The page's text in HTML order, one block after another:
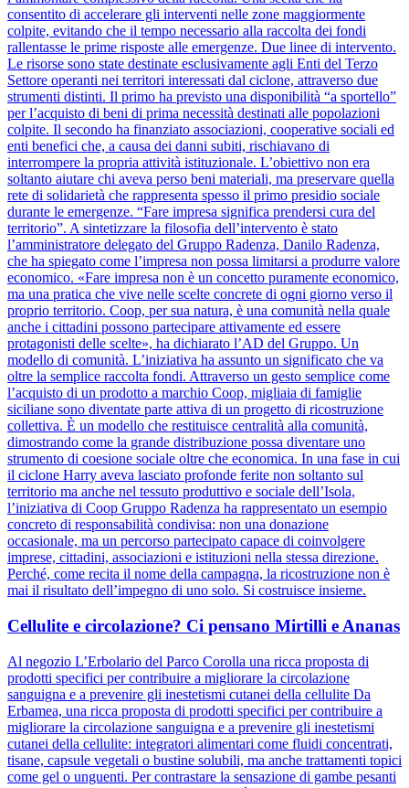
consentito di accelerare gli interventi nelle zone maggiormente
colpite, evitando che il tempo necessario alla raccolta dei fondi
rallentasse le prime risposte alle emergenze. Due linee di intervento.
Le risorse sono state destinate esclusivamente agli Enti del Terzo
Settore operanti nei territori interessati dal ciclone, attraverso due
strumenti distinti. Il primo ha previsto una disponibilità “a sportello”
per l’acquisto di beni di prima necessità destinati alle popolazioni
colpite. Il secondo ha finanziato associazioni, cooperative sociali ed
enti benefici che, a causa dei danni subiti, rischiavano di
interrompere la propria attività istituzionale. L’obiettivo non era
soltanto aiutare chi aveva perso beni materiali, ma preservare quella
rete di solidarietà che rappresenta spesso il primo presidio sociale
durante le emergenze. “Fare impresa significa prendersi cura del
territorio”. A sintetizzare la filosofia dell’intervento è stato
l’amministratore delegato del Gruppo Radenza, Danilo Radenza,
che ha spiegato come l’impresa non possa limitarsi a produrre valore
economico. «Fare impresa non è un concetto puramente economico,
ma una pratica che vive nelle scelte concrete di ogni giorno verso il
proprio territorio. Coop, per sua natura, è una comunità nella quale
anche i cittadini possono partecipare attivamente ed essere
protagonisti delle scelte», ha dichiarato l’AD del Gruppo. Un
modello di comunità. L’iniziativa ha assunto un significato che va
oltre la semplice raccolta fondi. Attraverso un gesto semplice come
l’acquisto di un prodotto a marchio Coop, migliaia di famiglie
siciliane sono diventate parte attiva di un progetto di ricostruzione
collettiva. È un modello che restituisce centralità alla comunità,
dimostrando come la grande distribuzione possa diventare uno
strumento di coesione sociale oltre che economica. In una fase in cui
il ciclone Harry aveva lasciato profonde ferite non soltanto sul
territorio ma anche nel tessuto produttivo e sociale dell’Isola,
l’iniziativa di Coop Gruppo Radenza ha rappresentato un esempio
concreto di responsabilità condivisa: non una donazione
occasionale, ma un percorso partecipato capace di coinvolgere
imprese, cittadini, associazioni e istituzioni nella stessa direzione.
Perché, come recita il nome della campagna, la ricostruzione non è
mai il risultato dell’impegno di uno solo. Si costruisce insieme.
Cellulite e circolazione? Ci pensano Mirtilli e Ananas
Al negozio L’Erbolario del Parco Corolla una ricca proposta di
prodotti specifici per contribuire a migliorare la circolazione
sanguigna e a prevenire gli inestetismi cutanei della cellulite Da
Erbamea, una ricca proposta di prodotti specifici per contribuire a
migliorare la circolazione sanguigna e a prevenire gli inestetismi
cutanei della cellulite: integratori alimentari come fluidi concentrati,
tisane, capsule vegetali o bustine solubili, ma anche trattamenti topici
come gel o unguenti. Per contrastare la sensazione di gambe pesanti